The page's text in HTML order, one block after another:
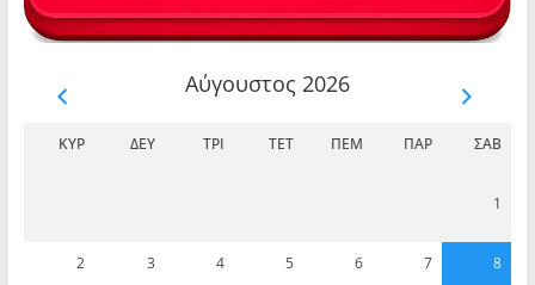
Αύγουστος 2026
ΚΥΡ ΔΕΥ ΤΡΊ ΤΕΤ ΠΈΜ ΠΑΡ ΣΆΒ
1
2 3 4 5 6 7 8